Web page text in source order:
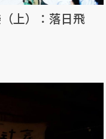
上）：落日飛